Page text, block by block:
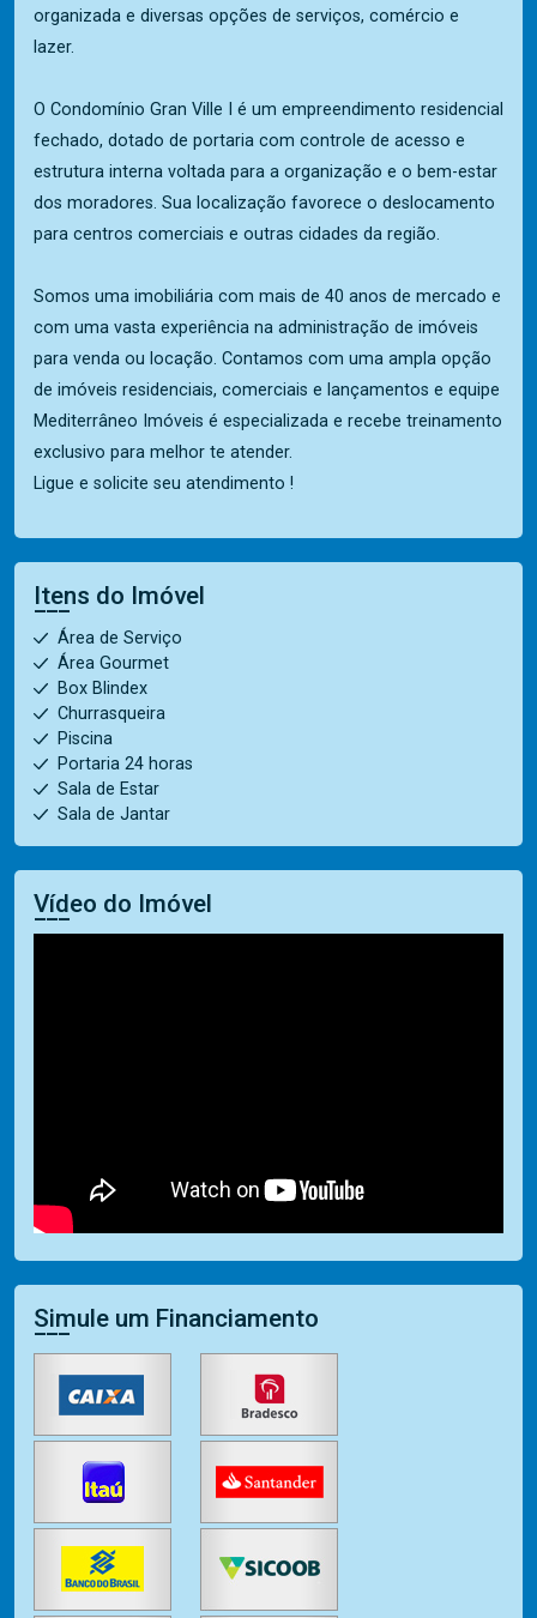
organizada e diversas opções de serviços, comércio e
lazer.
O Condomínio Gran Ville I é um empreendimento residencial
fechado, dotado de portaria com controle de acesso e
estrutura interna voltada para a organização e o bem-estar
dos moradores. Sua localização favorece o deslocamento
para centros comerciais e outras cidades da região.
Somos uma imobiliária com mais de 40 anos de mercado e
com uma vasta experiência na administração de imóveis
para venda ou locação. Contamos com uma ampla opção
de imóveis residenciais, comerciais e lançamentos e equipe
Mediterrâneo Imóveis é especializada e recebe treinamento
exclusivo para melhor te atender.
Ligue e solicite seu atendimento !
Itens do Imóvel
Área de Serviço
Área Gourmet
Box Blindex
Churrasqueira
Piscina
Portaria 24 horas
Sala de Estar
Sala de Jantar
Vídeo do Imóvel
Simule um Financiamento